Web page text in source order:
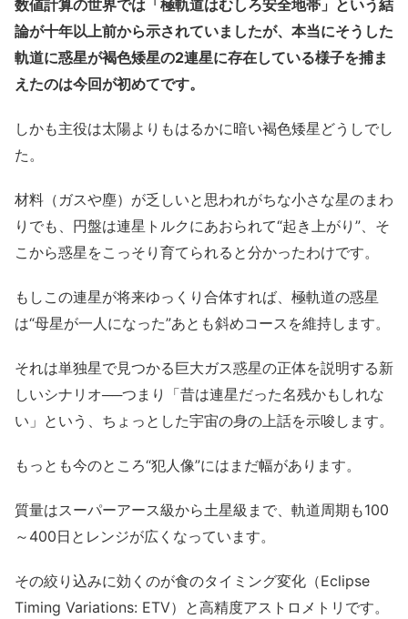
数値計算の世界では「極軌道はむしろ安全地帯」という結
論が十年以上前から示されていましたが、本当にそうした
軌道に惑星が褐色矮星の2連星に存在している様子を捕ま
えたのは今回が初めてです。
しかも主役は太陽よりもはるかに暗い褐色矮星どうしでし
た。
材料（ガスや塵）が乏しいと思われがちな小さな星のまわ
りでも、円盤は連星トルクにあおられて“起き上がり”、そ
こから惑星をこっそり育てられると分かったわけです。
もしこの連星が将来ゆっくり合体すれば、極軌道の惑星
は“母星が一人になった”あとも斜めコースを維持します。
それは単独星で見つかる巨大ガス惑星の正体を説明する新
しいシナリオ──つまり「昔は連星だった名残かもしれな
い」という、ちょっとした宇宙の身の上話を示唆します。
もっとも今のところ“犯人像”にはまだ幅があります。
質量はスーパーアース級から土星級まで、軌道周期も100
～400日とレンジが広くなっています。
その絞り込みに効くのが食のタイミング変化（Eclipse
Timing Variations: ETV）と高精度アストロメトリです。